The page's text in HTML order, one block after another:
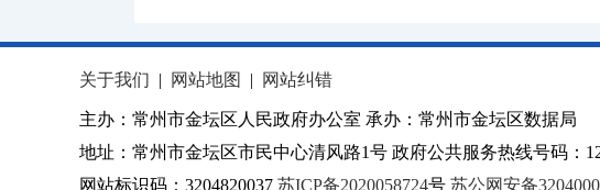
关于我们 | 网站地图 | 网站纠错
主办：常州市金坛区人民政府办公室 承办：常州市金坛区数据局
地址：常州市金坛区市民中心清风路1号 政府公共服务热线号码：
网站标识码：3204820037 苏ICP备2020058724号 苏公网安备